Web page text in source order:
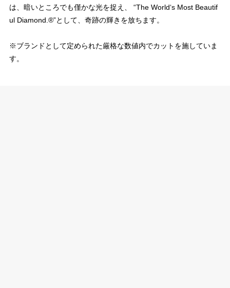
は、暗いところでも僅かな光を捉え、 “The World‘s Most Beautif
ul Diamond.®”として、奇跡の輝きを放ちます。
※ブランドとして定められた厳格な数値内でカットを施していま
す。